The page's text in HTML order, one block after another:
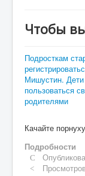
Рассказы
Вход
Чтобы
Подросткам
Мишустин.
пользоваться
родителями
Качайте
Подробности